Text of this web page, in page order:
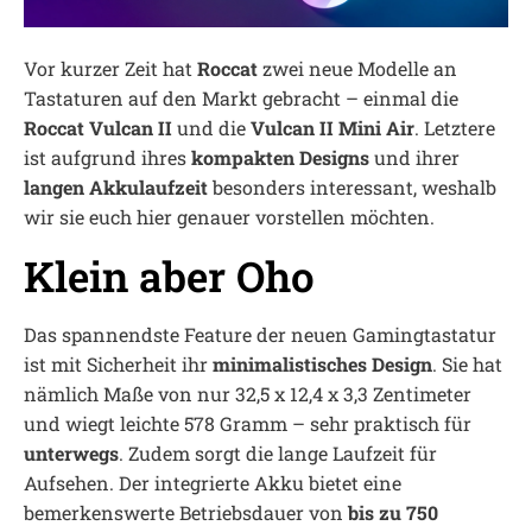
Vor kurzer Zeit hat Roccatzwei neue Modelle an
Tastaturen auf den Markt gebracht – einmal die
Roccat Vulcan IIund dieVulcan II Mini Air. Letztere
ist aufgrund ihreskompakten Designsund ihrer
langen Akkulaufzeitbesonders interessant, weshalb
wir sie euch hier genauer vorstellen möchten.
Klein aber Oho
Das spannendste Feature der neuen Gamingtastatur
ist mit Sicherheit ihrminimalistisches Design. Sie hat
nämlich Maße von nur 32,5 x 12,4 x 3,3 Zentimeter
und wiegt leichte 578 Gramm – sehr praktisch für
unterwegs. Zudem sorgt die lange Laufzeit für
Aufsehen. Der integrierte Akku bietet eine
bemerkenswerte Betriebsdauer vonbis zu 750